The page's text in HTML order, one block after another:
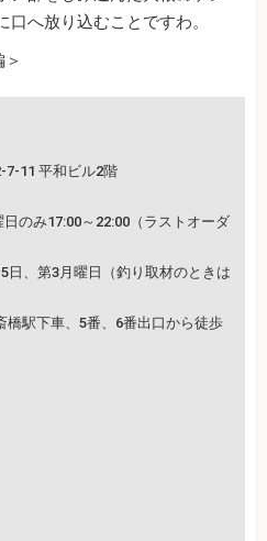
へ放り込むことですわ。
7-11 平和ビル2階
のみ17:00～22:00（ラストオーダ
日、第3月曜日（釣り取材のときは
橋駅下車、5番、6番出口から徒歩